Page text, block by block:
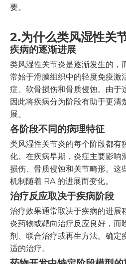
要。
2.为什么类风湿性关
疾病的逐渐进展
类风湿性关节炎是逐渐发生的，
常始于滑膜组织中的轻度免疫激
症、软骨损伤和骨质侵蚀。由于
因此将疾病分为阶段有助于更清
展。
各阶段不同的病理特征
类风湿性关节炎的每个阶段都有
化。在疾病早期，炎症主要影响
损伤、骨质侵蚀和关节畸形。这
机制随着 RA 的进展而变化。
治疗反应取决于疾病阶段
治疗效果通常取决于疾病的进展
炎药物或靶向治疗反应良好，而
剂、联合治疗或再生方法。确定
适的治疗。